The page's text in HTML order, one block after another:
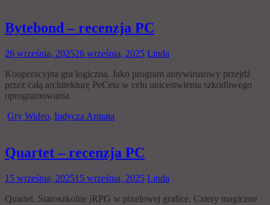
Bytebond – recenzja PC
26 września, 202526 września, 2025 Linda
Kooperacyjna gra logiczna. Jako program antywirusowy przejdź
przez całą architekturę PeCeta w celu unicestwienia szkodliwego
oprogramowania
Gry Wideo, Indycza Armata
Quartet – recenzja PC
15 września, 202515 września, 2025 Linda
Quartet. Staroszkolne jRPG w pixelowej grafice. Cztery magiczne